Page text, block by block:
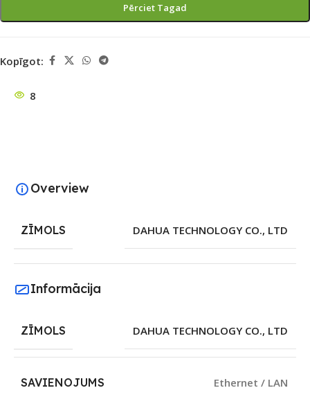
Pērciet Tagad
Kopīgot:
8
Overview
ZĪMOLS DAHUA TECHNOLOGY CO., LTD
Informācija
ZĪMOLS DAHUA TECHNOLOGY CO., LTD
SAVIENOJUMS Ethernet / LAN